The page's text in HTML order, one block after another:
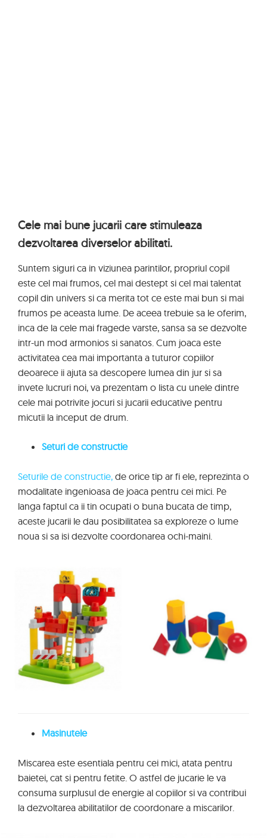
Cele mai bune jucarii care stimuleaza
dezvoltarea diverselor abilitati.
Suntem siguri ca in viziunea parintilor, propriul copil
este cel mai frumos, cel mai destept si cel mai talentat
copil din univers si ca merita tot ce este mai bun si mai
frumos pe aceasta lume. De aceea trebuie sa le oferim,
inca de la cele mai fragede varste, sansa sa se dezvolte
intr-un mod armonios si sanatos. Cum joaca este
activitatea cea mai importanta a tuturor copiilor
deoarece ii ajuta sa descopere lumea din jur si sa
invete lucruri noi, va prezentam o lista cu unele dintre
cele mai potrivite jocuri si jucarii educative pentru
micutii la inceput de drum.
Seturi de constructie
Seturile de constructie, de orice tip ar fi ele, reprezinta o
modalitate ingenioasa de joaca pentru cei mici. Pe
langa faptul ca ii tin ocupati o buna bucata de timp,
aceste jucarii le dau posibilitatea sa exploreze o lume
noua si sa isi dezvolte coordonarea ochi-maini.
Masinutele
Miscarea este esentiala pentru cei mici, atata pentru
baietei, cat si pentru fetite. O astfel de jucarie le va
consuma surplusul de energie al copiilor si va contribui
la dezvoltarea abilitatilor de coordonare a miscarilor.